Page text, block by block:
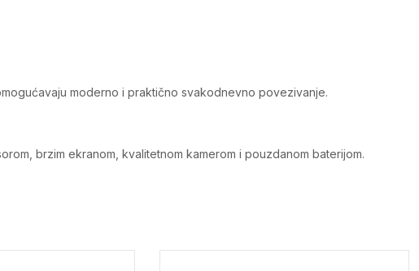
moderno i praktično svakodnevno povezivanje.
brzim ekranom, kvalitetnom kamerom i pouzdanom baterijom.